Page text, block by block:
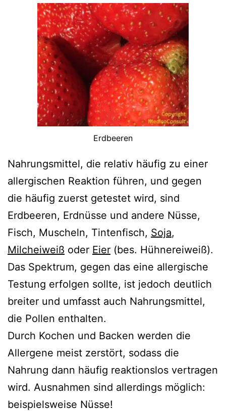
Erdbeeren
Nahrungsmittel, die relativ häufig zu einer
allergischen Reaktion führen, und gegen
die häufig zuerst getestet wird, sind
Erdbeeren, Erdnüsse und andere Nüsse,
Fisch, Muscheln, Tintenfisch, Soja,
Milcheiweiß oder Eier (bes. Hühnereiweiß).
Das Spektrum, gegen das eine allergische
Testung erfolgen sollte, ist jedoch deutlich
breiter und umfasst auch Nahrungsmittel,
die Pollen enthalten.
Durch Kochen und Backen werden die
Allergene meist zerstört, sodass die
Nahrung dann häufig reaktionslos vertragen
wird. Ausnahmen sind allerdings möglich:
beispielsweise Nüsse!